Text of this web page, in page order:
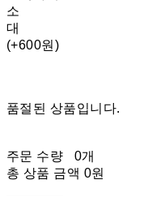
소
대
(+600원)
품절된 상품입니다.
주문 수량
0개
총 상품 금액 0원